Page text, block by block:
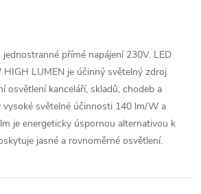
přímé napájení 230V. LED
LUMEN je účinný světelný zdroj
osvětlení kanceláří, skladů, chodeb a
vysoké světelné účinnosti 140 lm/W a
je energeticky úspornou alternativou k
jasné a rovnoměrné osvětlení.